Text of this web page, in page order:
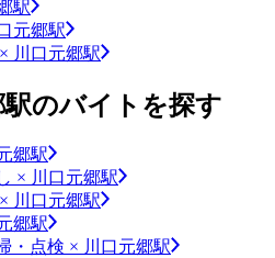
駅
元郷駅
川口元郷駅
のバイトを探す
郷駅
× 川口元郷駅
川口元郷駅
郷駅
・点検 × 川口元郷駅